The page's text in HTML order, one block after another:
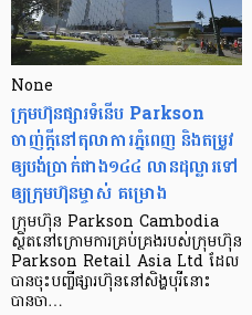
None
ក្រុមហ៊ុនផ្សារទំនើប Parkson
ចាញ់ក្ដីនៅតុលាការភ្នំពេញ និងតម្រូវ
ឲ្យបង់ប្រាក់ជាង១៤៤ លានដុល្លារទៅ
ឲ្យក្រុមហ៊ុនម្ចាស់ គម្រោង
ក្រុមហ៊ុន Parkson Cambodia
ស្ថិតនៅក្រោមការគ្រប់គ្រងរបស់ក្រុមហ៊ុន
Parkson Retail Asia Ltd ដែល
បានចុះបញ្ចីផ្សារហ៊ុននៅសិង្ហបុរីនោះ
បានចា…